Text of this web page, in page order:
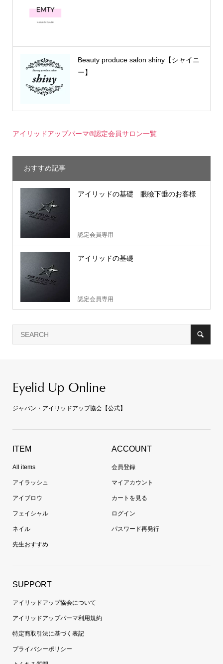
Beauty produce salon shiny【シャイニ
ー】
アイリッドアップパーマ®認定会員サロン一覧
おすすめ記事
アイリッドの基礎 眼瞼下垂のお客様
認定会員専用
アイリッドの基礎
認定会員専用
Eyelid Up Online
ジャパン・アイリッドアップ協会【公式】
ITEM
All items
アイラッシュ
アイブロウ
フェイシャル
ネイル
先生おすすめ
ACCOUNT
会員登録
マイアカウント
カートを見る
ログイン
パスワード再発行
SUPPORT
アイリッドアップ協会について
アイリッドアップパーマ利用規約
特定商取引法に基づく表記
プライバシーポリシー